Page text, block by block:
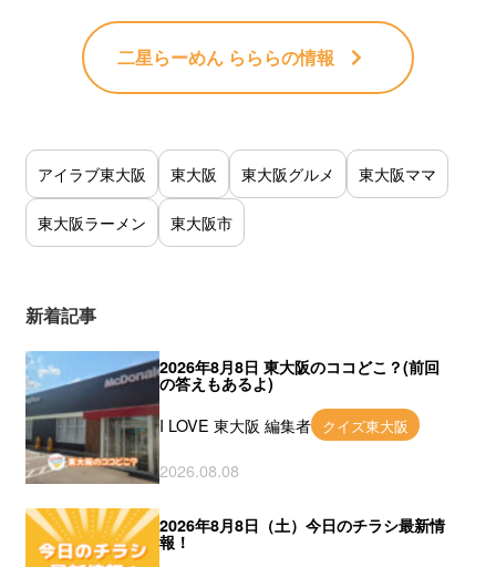
二星らーめん らららの情報
アイラブ東大阪 東大阪 東大阪グルメ 東大阪ママ
東大阪ラーメン 東大阪市
新着記事
2026年8月8日 東大阪のココどこ？(前回
の答えもあるよ)
I LOVE 東大阪 編集者 クイズ東大阪
2026.08.08
2026年8月8日（土）今日のチラシ最新情
報！